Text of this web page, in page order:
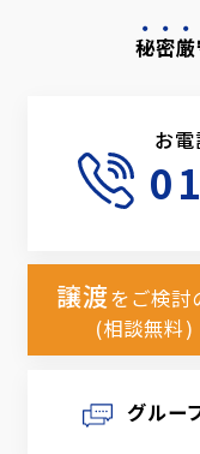
秘密
お電
譲渡をご検討
(相談無料)
グルー